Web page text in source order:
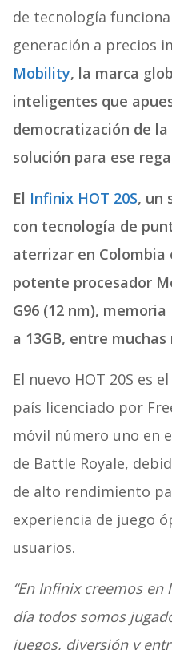
de tecnología
generación a precios
Mobility, la marca
inteligentes que
democratización de
solución para ese
El Infinix HOT 20S, un
con tecnología de
aterrizar en Colombia
potente procesador
G96 (12 nm),
a 13GB, entre muchas
El nuevo HOT 20S es
país licenciado por
móvil número uno en
de Battle Royale,
de alto rendimiento
experiencia de juego
usuarios.
“En Infinix creemos
día todos somos
juegos, diversión y